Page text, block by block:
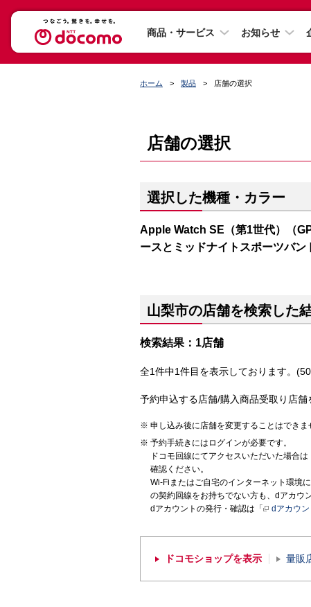
商品・サービス お知らせ
ホーム 製品 店舗の選択
店舗の選択
選択した機種・カラー
Apple Watch SE（第1世代）（
ースとミッドナイトスポーツバン
山梨市の店舗を検索した
検索結果：1店舗
全1件中1件目を表示しております。
予約申込する店舗/購入商品受取り店舗
申し込み後に店舗を変更することはできま
予約手続きにはログインが必要です。
ドコモ回線にてアクセスいただいた場合
確認ください。
Wi-Fiまたはご自宅のインターネット環境
の契約回線をお持ちでない方も、dアカウ
dアカウントの発行・確認は「
dアカウ
ドコモショップを表示 量販